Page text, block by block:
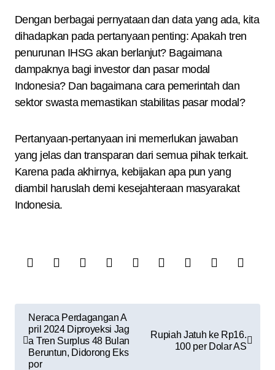
Dengan berbagai pernyataan dan data yang ada, kita
dihadapkan pada pertanyaan penting: Apakah tren
penurunan IHSG akan berlanjut? Bagaimana
dampaknya bagi investor dan pasar modal
Indonesia? Dan bagaimana cara pemerintah dan
sektor swasta memastikan stabilitas pasar modal?
Pertanyaan-pertanyaan ini memerlukan jawaban
yang jelas dan transparan dari semua pihak terkait.
Karena pada akhirnya, kebijakan apa pun yang
diambil haruslah demi kesejahteraan masyarakat
Indonesia.
Neraca Perdagangan A
pril 2024 Diproyeksi Jag
a Tren Surplus 48 Bulan
Beruntun, Didorong Eks
por
Rupiah Jatuh ke Rp16.
100 per Dolar AS